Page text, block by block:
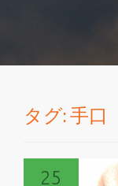
タグ:手口
25